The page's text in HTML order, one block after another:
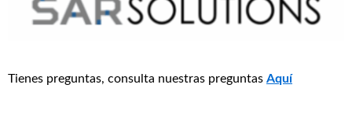
Tienes preguntas, consulta nuestras preguntas Aquí